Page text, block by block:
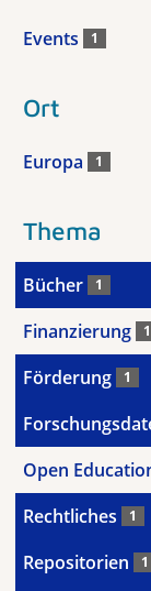
Events 1
Ort
Europa 1
Thema
Bücher 1
Finanzierung 1
Förderung 1
Open
Rechtliches 1
Repositorien 1